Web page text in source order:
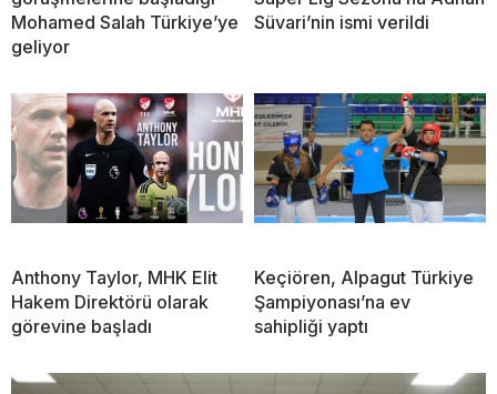
Mohamed Salah Türkiye’ye
geliyor
Süvari’nin ismi verildi
Anthony Taylor, MHK Elit
Hakem Direktörü olarak
görevine başladı
Keçiören, Alpagut Türkiye
Şampiyonası’na ev
sahipliği yaptı